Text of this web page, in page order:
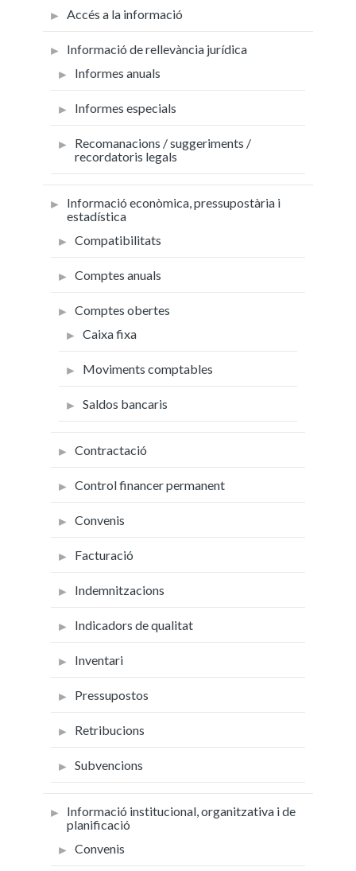
Accés a la informació
Informació de rellevància jurídica
Informes anuals
Informes especials
Recomanacions / suggeriments /
recordatoris legals
Informació econòmica, pressupostària i
estadística
Compatibilitats
Comptes anuals
Comptes obertes
Caixa fixa
Moviments comptables
Saldos bancaris
Contractació
Control financer permanent
Convenis
Facturació
Indemnitzacions
Indicadors de qualitat
Inventari
Pressupostos
Retribucions
Subvencions
Informació institucional, organitzativa i de
planificació
Convenis